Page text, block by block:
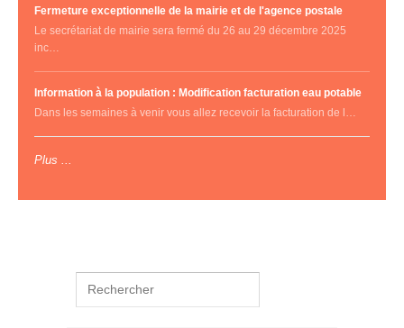
Fermeture exceptionnelle de la mairie et de l'agence postale
Le secrétariat de mairie sera fermé du 26 au 29 décembre 2025
inc…
Information à la population : Modification facturation eau potable
Dans les semaines à venir vous allez recevoir la facturation de l…
Plus ...